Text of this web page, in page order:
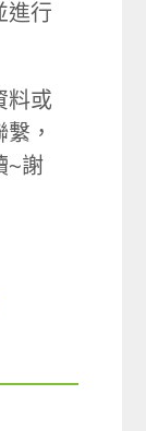
進行
料或
，
~謝